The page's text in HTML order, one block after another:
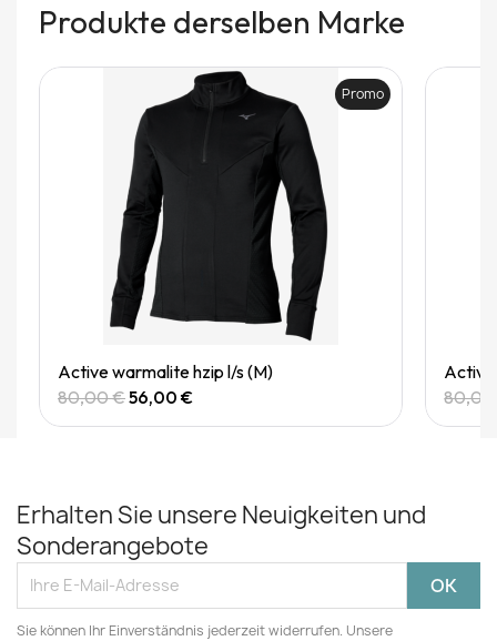
Produkte derselben Marke
Quick View
Promo
Active warmalite hzip l/s (M)
80,00 €56,00 €
Active
Erhalten Sie unsere Neuigkeiten und
Sonderangebote
Sie können Ihr Einverständnis jederzeit widerrufen. Unsere